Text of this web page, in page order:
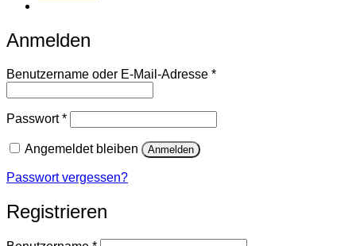
Anmelden
Benutzername oder E-Mail-Adresse *Erforderlich
Passwort*Erforderlich
Angemeldet bleiben Anmelden
Passwort vergessen?
Registrieren